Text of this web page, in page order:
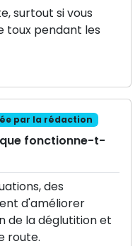
surtout si vous
toux pendant les
par la rédaction
fonctionne-t-
des
d'améliorer
de la déglutition et
route.